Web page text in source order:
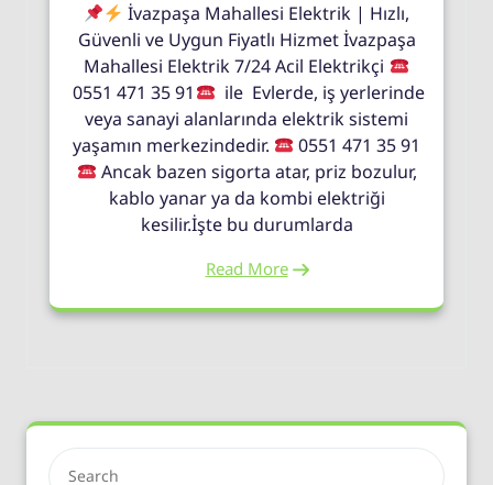
İvazpaşa Mahallesi Elektrik | Hızlı,
Güvenli ve Uygun Fiyatlı Hizmet İvazpaşa
Mahallesi Elektrik 7/24 Acil Elektrikçi
0551 471 35 91
ile Evlerde, iş yerlerinde
veya sanayi alanlarında elektrik sistemi
yaşamın merkezindedir.
0551 471 35 91
Ancak bazen sigorta atar, priz bozulur,
kablo yanar ya da kombi elektriği
kesilir.İşte bu durumlarda
Read More